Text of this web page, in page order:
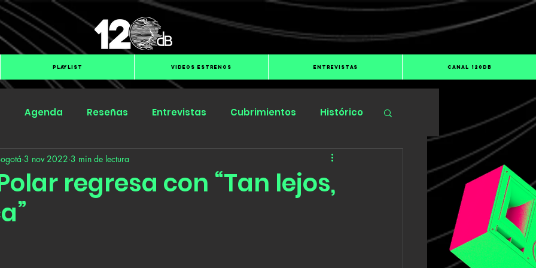
PLAYLIST VIDEOS ESTRENOS ENTREVISTAS CANAL 120dB
Agenda Reseñas Entrevistas Cubrimientos Histórico
Submit Hub Groover
regresa con “Tan lejos,
3 nov 2022 3 min de lectura